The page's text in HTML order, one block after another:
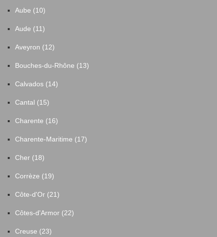
Aube (10)
Aude (11)
Aveyron (12)
Bouches-du-Rhône (13)
Calvados (14)
Cantal (15)
Charente (16)
Charente-Maritime (17)
Cher (18)
Corrèze (19)
Côte-d'Or (21)
Côtes-d'Armor (22)
Creuse (23)